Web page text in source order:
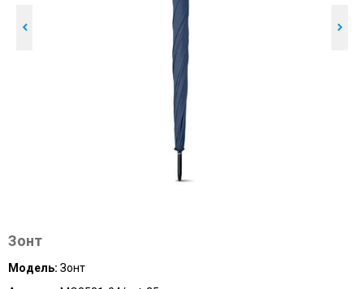
Зонт
Модель: Зонт